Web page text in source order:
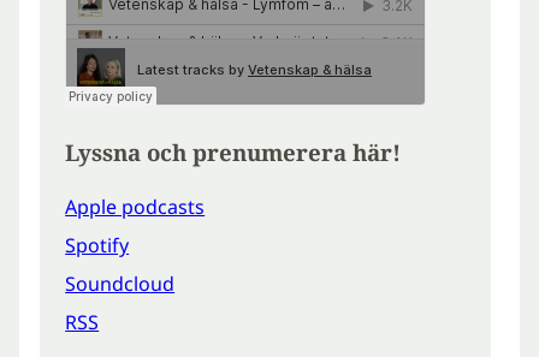
Lyssna och prenumerera här!
Apple podcasts
Spotify
Soundcloud
RSS